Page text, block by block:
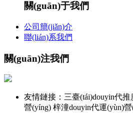
關(guān)于我們
公司簡(jiǎn)介
聯(lián)系我們
關(guān)注我們
友情鏈接：三臺(tái)douyin代
營(yíng) 梓潼douyin代運(yùn)